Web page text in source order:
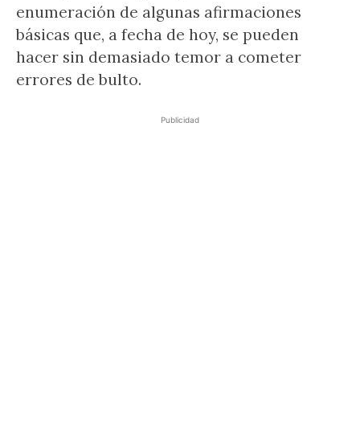
enumeración de algunas afirmaciones
básicas que, a fecha de hoy, se pueden
hacer sin demasiado temor a cometer
errores de bulto.
Publicidad